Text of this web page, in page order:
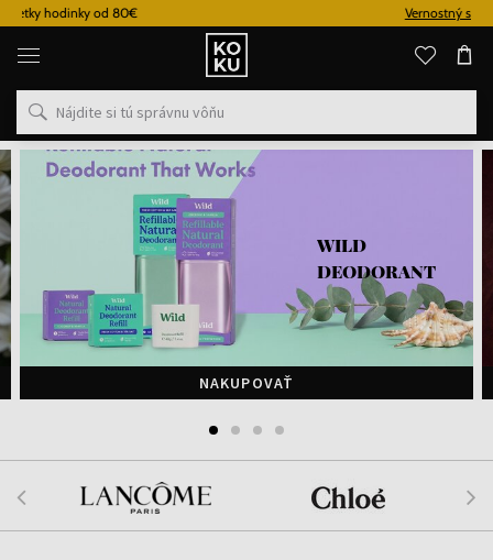
Originálne
parfémy
hodinky
na
mieste
WILD
DEODORANT
NAKUPOVAŤ